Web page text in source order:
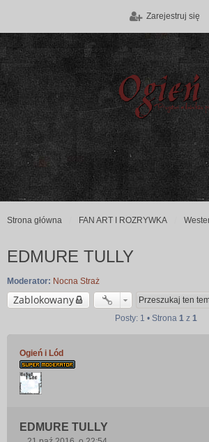
Zarejestruj się
Strona główna FAN ART I ROZRYWKA
EDMURE TULLY
Moderator: Nocna Straż
Zablokowany
Posty: 1 • Strona 1 z 1
Ogień i Lód
EDMURE TULLY